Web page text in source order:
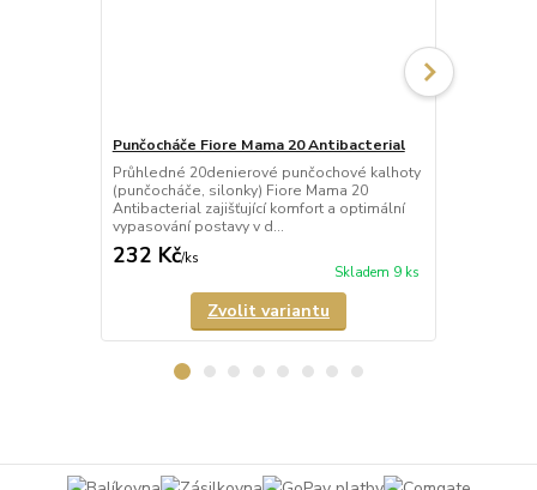
Punčocháče Fiore Mama 20 Antibacterial
Průhledné 20denierové punčochové kalhoty
(punčocháče, silonky) Fiore Mama 20
Antibacterial zajišťující komfort a optimální
vypasování postavy v d...
232 Kč/ks
Skladem 9 ks
Zvolit variantu